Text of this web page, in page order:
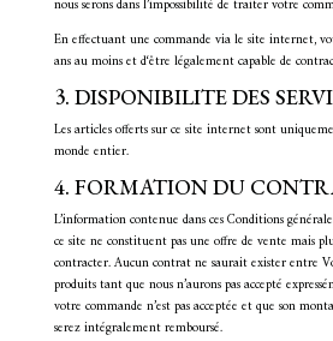
nous serons dans l’impossibilité de traiter votre
En effectuant une commande via le site internet,
ans au moins et d‘être légalement capable de
3. DISPONIBILITE DES
Les articles offerts sur ce site internet sont
monde entier.
4. FORMATION DU
L’information contenue dans ces Conditions
ce site ne constituent pas une offre de vente mais
contracter. Aucun contrat ne saurait exister entre
produits tant que nous n’aurons pas accepté
votre commande n’est pas acceptée et que son
serez intégralement remboursé.